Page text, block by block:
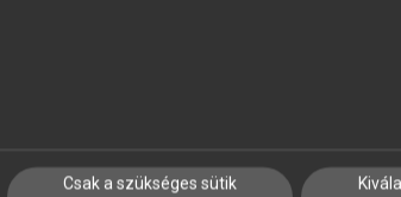
Csak a szükséges sütik